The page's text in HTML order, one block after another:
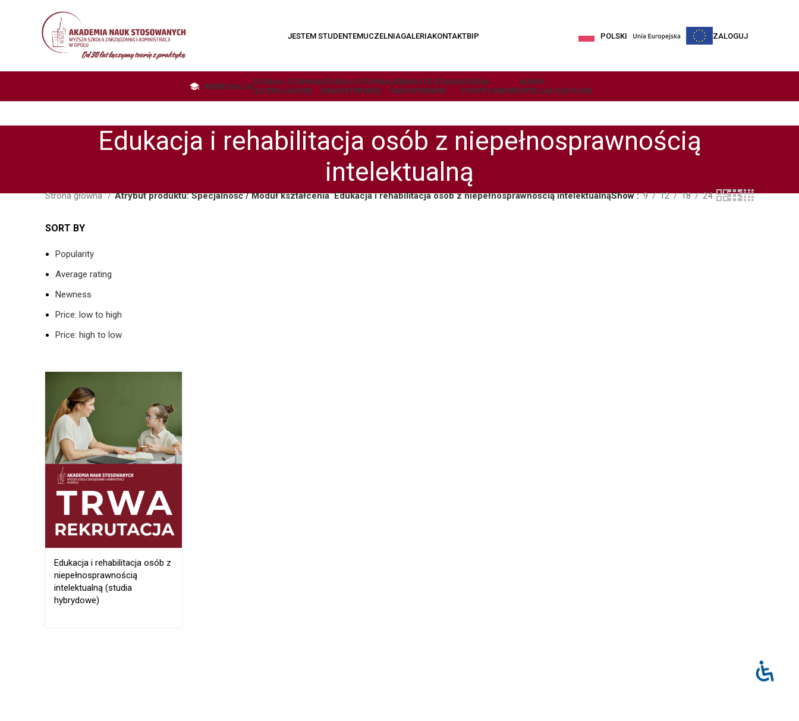
JESTEM STUDENTEMUCZELNIAGALERIAKONTAKTBIP POLSKI ZALOGUJ
REKRUTACJASTUDIA I STOPNIA
(LICENCJACKIE)
STUDIA II STOPNIA
(MAGISTERSKIE)
JEDNOLITE STUDIA
MAGISTERSKIE
STUDIA
PODYPLOMOWE
KURSY
SPECJALIZACYJNE
Edukacja i rehabilitacja osób z niepełnosprawnością
intelektualną
Strona główna Atrybut produktu: Specjalność / Moduł kształcenia Edukacja i rehabilitacja osób z niepełnosprawnością intelektualnąShow 9 12 18 24
SORT BY
Popularity
Average rating
Newness
Price: low to high
Price: high to low
Edukacja i rehabilitacja osób z
niepełnosprawnością
intelektualną (studia
hybrydowe)